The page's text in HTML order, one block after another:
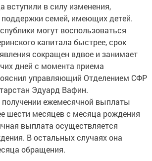
вступили в силу изменения,
семей, имеющих детей.
могут воспользоваться
капитала быстрее, срок
сокращен вдвое и занимает
дней с момента приема
управляющий Отделением СФР
Эдуард Вафин.
получении ежемесячной выплаты
шести месяцев с месяца рождения
выплата осуществляется
В остальных случаях она
обращения.